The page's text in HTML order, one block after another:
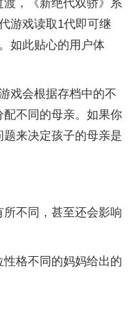
，《新绝代双骄》系
游戏读取1代即可继
如此贴心的用户体
戏会根据存档中的不
不同的母亲。如果你
来决定孩子的母亲是
不同，甚至还会影响
格不同的妈妈给出的